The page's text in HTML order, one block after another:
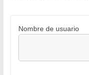
Nombre de usuario